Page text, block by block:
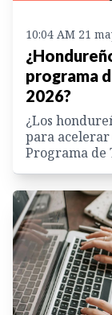
10:04 AM 21
programa
2026?
¿Los
para
Programa de